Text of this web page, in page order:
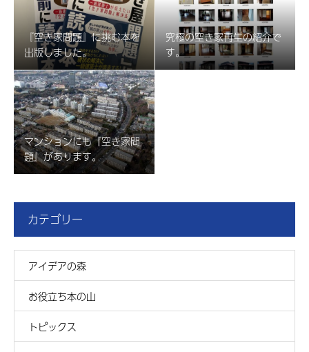
『空き家問題』に挑む本を
出版しました。
究極の空き家再生の紹介で
す。
マンションにも『空き家問
題』があります。
カテゴリー
アイデアの森
お役立ち本の山
トピックス